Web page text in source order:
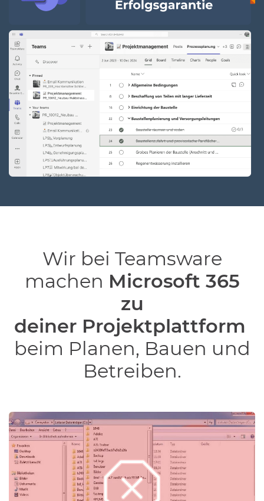
Wir bei Teamsware
machen Microsoft 365
zu
deiner Projektplattform
beim Planen, Bauen und
Betreiben.